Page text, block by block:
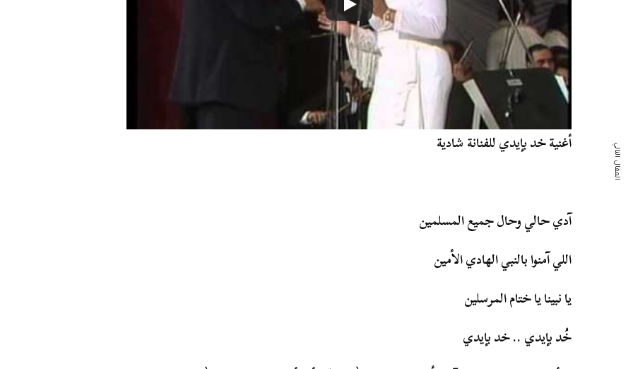
أغنية خد بإيدي للفنانة شادية
آدي حالي وحال جميع المسلمين
اللي آمنوا بالنبي الهادي الأمين
يا نبينا يا ختام المرسلين
خُد بإيدي .. خد بإيدي
المقال التالي